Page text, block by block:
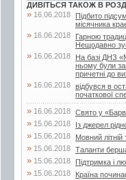
ДИВІТЬСЯ ТАКОЖ В
» 16.06.2018
Підбито
місячника
» 16.06.2018
Гарною
Нещодавно
» 16.06.2018
На базі ДНЗ
ньому були
причетні до
» 16.06.2018 відбувся в
початкової
» 16.06.2018 Свято у
» 15.06.2018 Із джерел
» 15.06.2018 Мовний літній
» 15.06.2018 Таланти
» 15.06.2018 Підтримка і
» 15.06.2018 Країна